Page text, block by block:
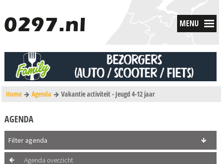
MENU
Home Agenda Vakantie activiteit - Jeugd 4-12 jaar
AGENDA
Filter agenda
Agenda overzicht